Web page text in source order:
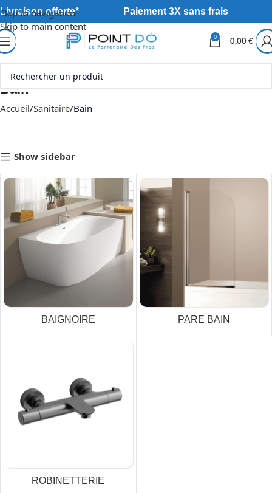
Skip to navigation
Skip to main content
Livraison offerte* Paiement 3X sans frais
0
0,00 €
Bain
Accueil Sanitaire Bain
Show sidebar
BAIGNOIRE PARE BAIN
ROBINETTERIE